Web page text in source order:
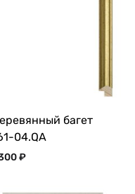
багет
04.QA
₽